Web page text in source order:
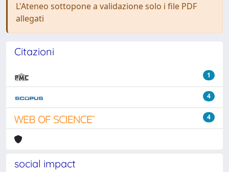
L'Ateneo sottopone a validazione solo i file PDF
allegati
Citazioni
1
4
4
social impact